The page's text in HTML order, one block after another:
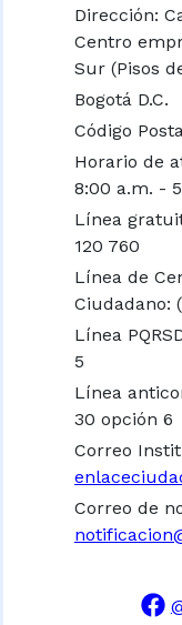
Dirección:
Centro
Sur (Pisos
Bogotá D.C.
Código
Horario de
8:00 a.m. -
Línea
120 760
Línea de
Ciudadano:
Línea
5
Línea
30 opción 6
Correo
Correo de